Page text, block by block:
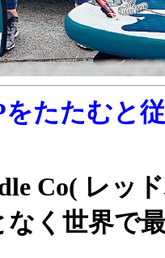
をたたむと
Co( レッ
く世界で